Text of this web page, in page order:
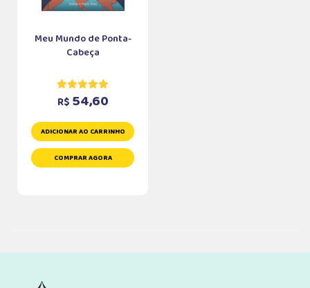
Meu Mundo de Ponta-
Cabeça
R$ 54,60
ADICIONAR AO CARRINHO
COMPRAR AGORA